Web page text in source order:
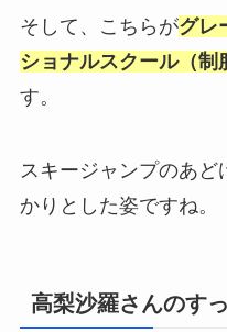
そして、こちらがグレ
ショナルスクール（制
す。
スキージャンプのあど
かりとした姿ですね。
高梨沙羅さんのす